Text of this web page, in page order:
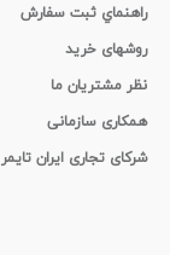
راهنماي ثبت سفارش
روشهای خرید
نظر مشتریان ما
همکاری سازمانی
شرکای تجاری ایران تایمر